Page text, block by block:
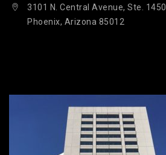
3101 N. Central Avenue, Ste. 1450
Phoenix, Arizona 85012